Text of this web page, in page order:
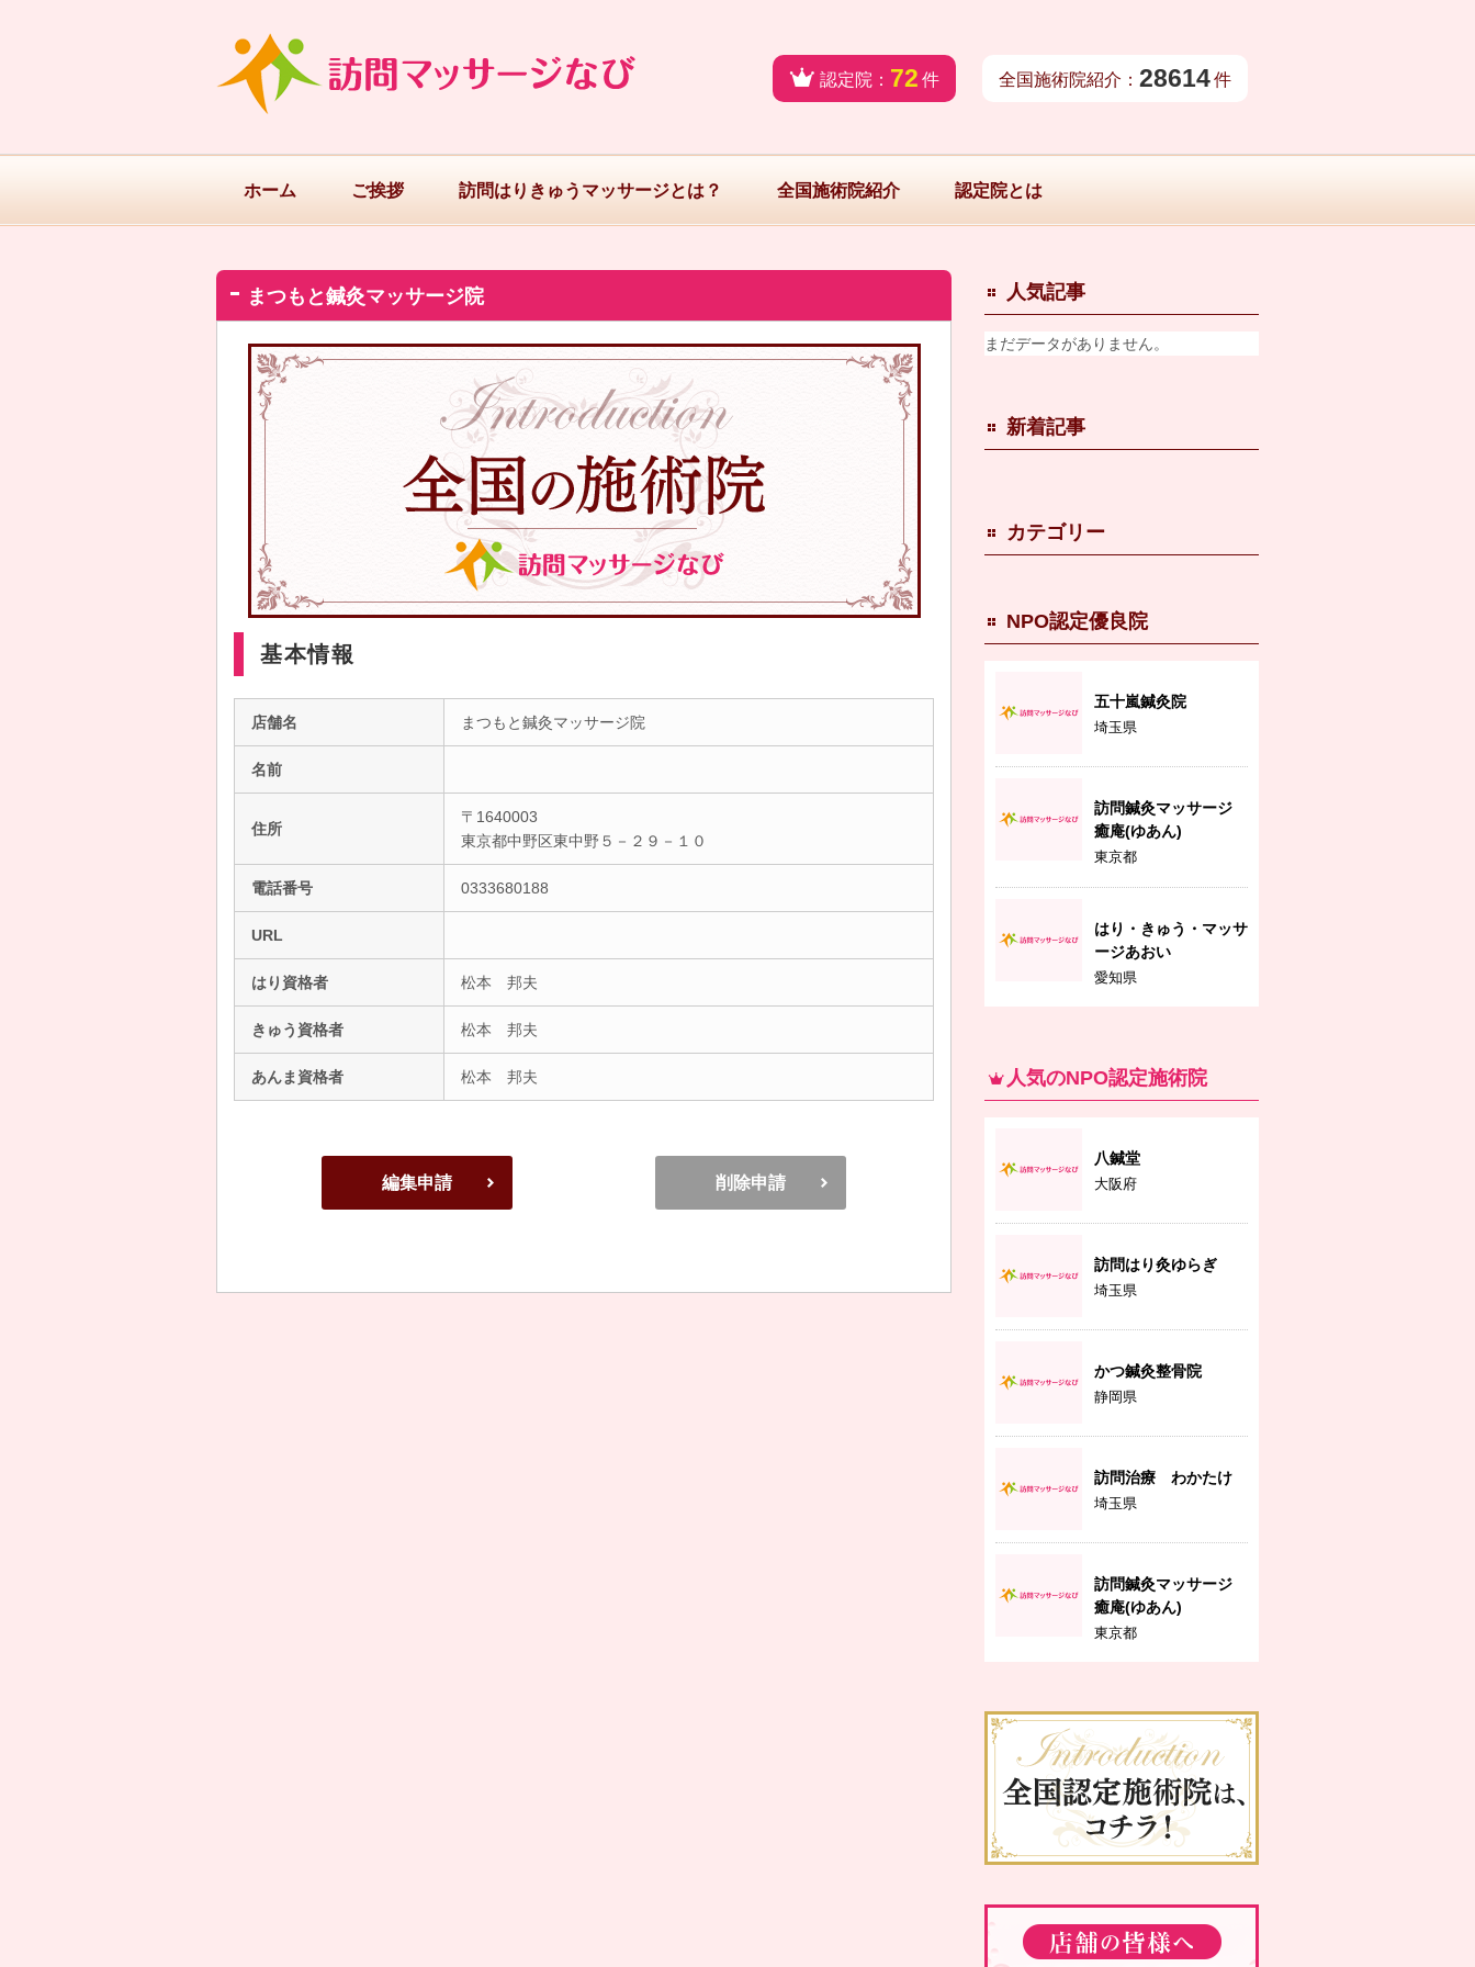
認定院： 72 件 全国施術院紹介： 28614件
ホーム ご挨拶 訪問はりきゅうマッサージとは？ 全国施術院紹介 認定院とは
まつもと鍼灸マッサージ院
基本情報
店舗名 まつもと鍼灸マッサージ院
名前
住所
〒1640003
東京都中野区東中野５－２９－１０
電話番号 0333680188
URL
はり資格者 松本 邦夫
きゅう資格者 松本 邦夫
あんま資格者 松本 邦夫
編集申請 削除申請
人気記事
まだデータがありません。
新着記事
カテゴリー
NPO認定優良院
五十嵐鍼灸院
埼玉県
訪問鍼灸マッサージ
癒庵(ゆあん)
東京都
はり・きゅう・マッサ
ージあおい
愛知県
人気のNPO認定施術院
八鍼堂
大阪府
訪問はり灸ゆらぎ
埼玉県
かつ鍼灸整骨院
静岡県
訪問治療 わかたけ
埼玉県
訪問鍼灸マッサージ
癒庵(ゆあん)
東京都